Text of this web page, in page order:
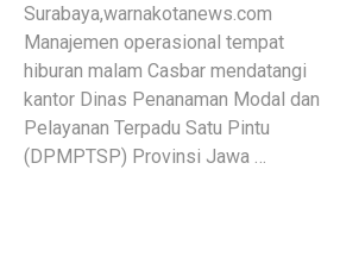
Surabaya,warnakotanews.com
Manajemen operasional tempat
hiburan malam Casbar mendatangi
kantor Dinas Penanaman Modal dan
Pelayanan Terpadu Satu Pintu
(DPMPTSP) Provinsi Jawa …